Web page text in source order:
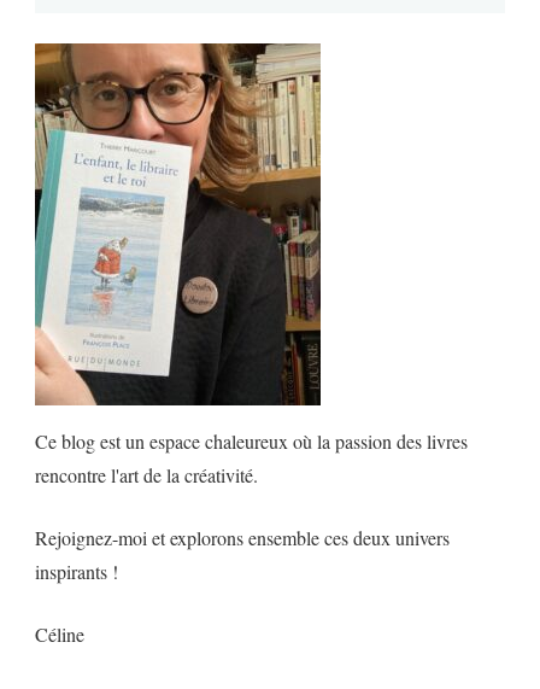
Ce blog est un espace chaleureux où la passion des livres
rencontre l'art de la créativité.
Rejoignez-moi et explorons ensemble ces deux univers
inspirants !
Céline